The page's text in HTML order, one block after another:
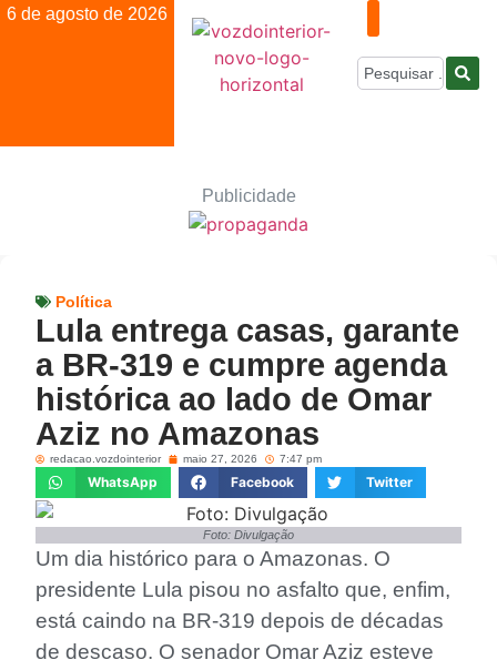
6 de agosto de 2026
Publicidade
Política
Lula entrega casas, garante
a BR-319 e cumpre agenda
histórica ao lado de Omar
Aziz no Amazonas
redacao.vozdointerior maio 27, 2026 7:47 pm
WhatsApp Facebook Twitter
Foto: Divulgação
Um dia histórico para o Amazonas. O
presidente Lula pisou no asfalto que, enfim,
está caindo na BR-319 depois de décadas
de descaso. O senador Omar Aziz esteve